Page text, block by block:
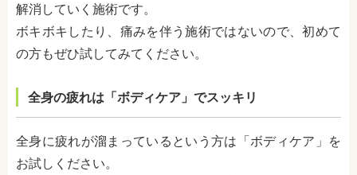
解消していく施術です。
ボキボキしたり、痛みを伴う施術ではないので、初めて
の方もぜひ試してみてください。
全身の疲れは「ボディケア」でスッキリ
全身に疲れが溜まっているという方は「ボディケア」を
お試しください。